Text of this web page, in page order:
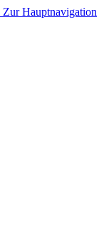
Zur Hauptnavigation